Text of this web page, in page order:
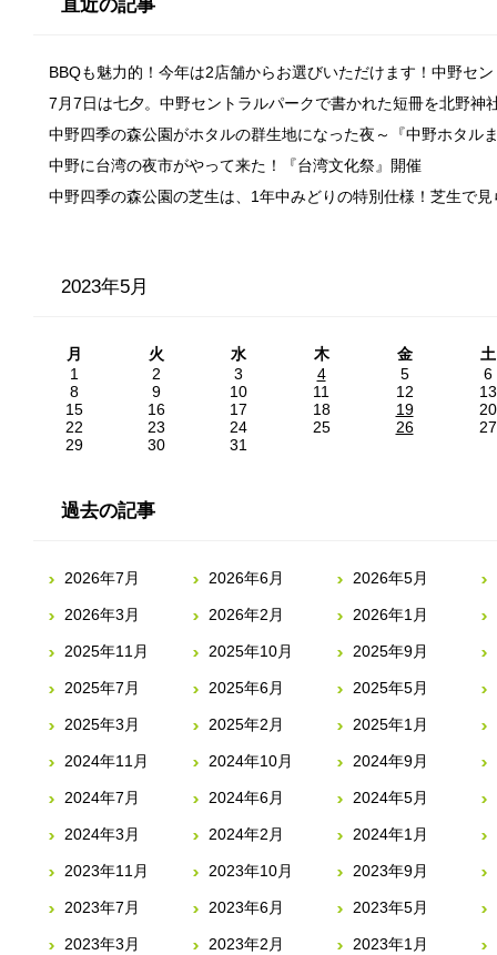
直近の記事
BBQも魅力的！今年は2店舗からお選びいただけます！中野セ
7月7日は七夕。中野セントラルパークで書かれた短冊を北野神
中野四季の森公園がホタルの群生地になった夜～『中野ホタル
中野に台湾の夜市がやって来た！『台湾文化祭』開催
中野四季の森公園の芝生は、1年中みどりの特別仕様！芝生で
2023年5月
月 火 水 木 金
土
1
2 3 4 5
6
8
9 10 11 12
13
15
16 17 18 19
20
22
23 24 25 26
27
29
30 31
過去の記事
2026年7月 2026年6月 2026年5月
2026年3月 2026年2月 2026年1月
2025年11月 2025年10月 2025年9月
2025年7月 2025年6月 2025年5月
2025年3月 2025年2月 2025年1月
2024年11月 2024年10月 2024年9月
2024年7月 2024年6月 2024年5月
2024年3月 2024年2月 2024年1月
2023年11月 2023年10月 2023年9月
2023年7月 2023年6月 2023年5月
2023年3月 2023年2月 2023年1月